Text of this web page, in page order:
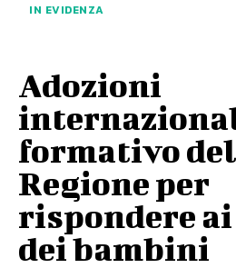
IN EVIDENZA
Adozioni
formativo
Regione per
rispondere
dei bambini